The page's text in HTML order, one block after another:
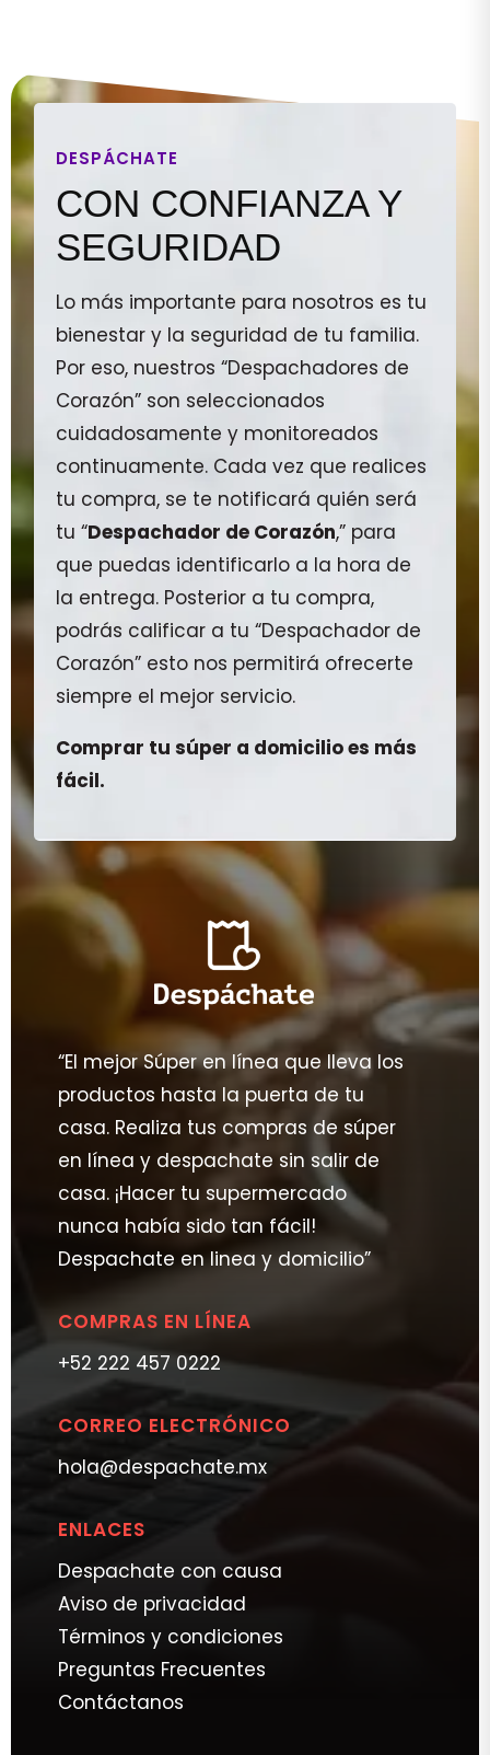
DESPÁCHATE
CON CONFIANZA Y
SEGURIDAD
Lo más importante para nosotros es tu
bienestar y la seguridad de tu familia.
Por eso, nuestros “Despachadores de
Corazón” son seleccionados
cuidadosamente y monitoreados
continuamente. Cada vez que realices
tu compra, se te notificará quién será
tu “Despachador de Corazón,” para
que puedas identificarlo a la hora de
la entrega. Posterior a tu compra,
podrás calificar a tu “Despachador de
Corazón” esto nos permitirá ofrecerte
siempre el mejor servicio.
Comprar tu súper a domicilio es más
fácil.
“El mejor Súper en línea que lleva los
productos hasta la puerta de tu
casa. Realiza tus compras de súper
en línea y despachate sin salir de
casa. ¡Hacer tu supermercado
nunca había sido tan fácil!
Despachate en linea y domicilio”
COMPRAS EN LÍNEA
+52 222 457 0222
CORREO ELECTRÓNICO
hola@despachate.mx
ENLACES
Despachate con causa
Aviso de privacidad
Términos y condiciones
Preguntas Frecuentes
Contáctanos